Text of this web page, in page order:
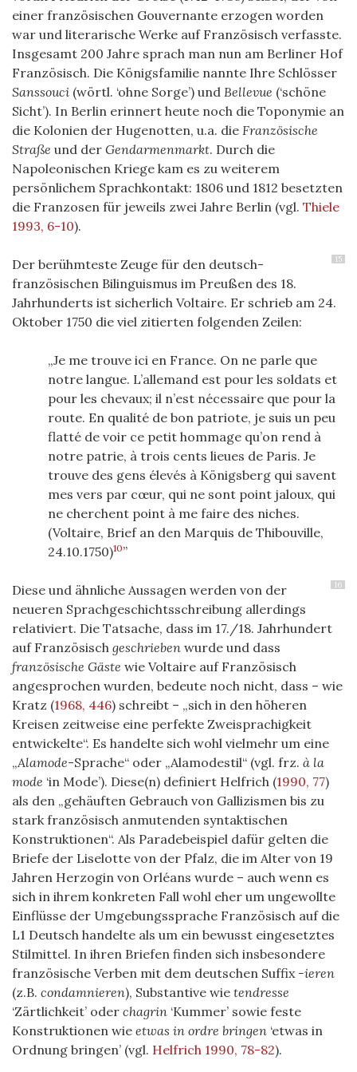
einer französischen Gouvernante erzogen worden
war und literarische Werke auf Französisch verfasste.
Insgesamt 200 Jahre sprach man nun am Berliner Hof
Französisch. Die Königsfamilie nannte Ihre Schlösser
Sanssouci (wörtl. ‘ohne Sorge’) und Bellevue (‘schöne
Sicht’). In Berlin erinnert heute noch die Toponymie an
die Kolonien der Hugenotten, u.a. die Französische
Straße und der Gendarmenmarkt. Durch die
Napoleonischen Kriege kam es zu weiterem
persönlichem Sprachkontakt: 1806 und 1812 besetzten
die Franzosen für jeweils zwei Jahre Berlin (vgl. Thiele
1993, 6-10).
15
Der berühmteste Zeuge für den deutsch-
französischen Bilinguismus im Preußen des 18.
Jahrhunderts ist sicherlich Voltaire. Er schrieb am 24.
Oktober 1750 die viel zitierten folgenden Zeilen:
Je me trouve ici en France. On ne parle que
notre langue. L’allemand est pour les soldats et
pour les chevaux; il n’est nécessaire que pour la
route. En qualité de bon patriote, je suis un peu
flatté de voir ce petit hommage qu’on rend à
notre patrie, à trois cents lieues de Paris. Je
trouve des gens élevés à Königsberg qui savent
mes vers par cœur, qui ne sont point jaloux, qui
ne cherchent point à me faire des niches.
(Voltaire, Brief an den Marquis de Thibouville,
24.10.1750)10
16
Diese und ähnliche Aussagen werden von der
neueren Sprachgeschichtsschreibung allerdings
relativiert. Die Tatsache, dass im 17./18. Jahrhundert
auf Französisch geschrieben wurde und dass
französische Gäste wie Voltaire auf Französisch
angesprochen wurden, bedeute noch nicht, dass – wie
Kratz (1968, 446) schreibt – „sich in den höheren
Kreisen zeitweise eine perfekte Zweisprachigkeit
entwickelte“. Es handelte sich wohl vielmehr um eine
„Alamode-Sprache“ oder „Alamodestil“ (vgl. frz. à la
mode ‘in Mode’). Diese(n) definiert Helfrich (1990, 77)
als den „gehäuften Gebrauch von Gallizismen bis zu
stark französisch anmutenden syntaktischen
Konstruktionen“. Als Paradebeispiel dafür gelten die
Briefe der Liselotte von der Pfalz, die im Alter von 19
Jahren Herzogin von Orléans wurde – auch wenn es
sich in ihrem konkreten Fall wohl eher um ungewollte
Einflüsse der Umgebungssprache Französisch auf die
L1 Deutsch handelte als um ein bewusst eingesetztes
Stilmittel. In ihren Briefen finden sich insbesondere
französische Verben mit dem deutschen Suffix -ieren
(z.B. condamnieren), Substantive wie tendresse
‘Zärtlichkeit’ oder chagrin ‘Kummer’ sowie feste
Konstruktionen wie etwas in ordre bringen ‘etwas in
Ordnung bringen’ (vgl. Helfrich 1990, 78-82).